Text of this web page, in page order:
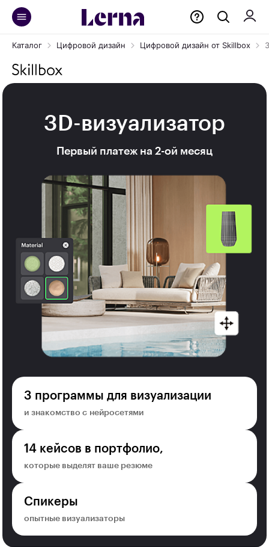
Каталог Цифровой дизайн Цифровой дизайн от Skillbox
3D-визуализатор
Первый платеж на 2-ой месяц
3 программы для визуализации
и знакомство с нейросетями
14 кейсов в портфолио,
которые выделят ваше резюме
Спикеры
опытные визуализаторы